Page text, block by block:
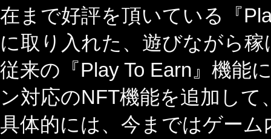
在まで好評を頂いている『
に取り入れた、遊びながら
従来の『Play To Earn』機能
ン対応のNFT機能を追加し
具体的には、今まではゲー